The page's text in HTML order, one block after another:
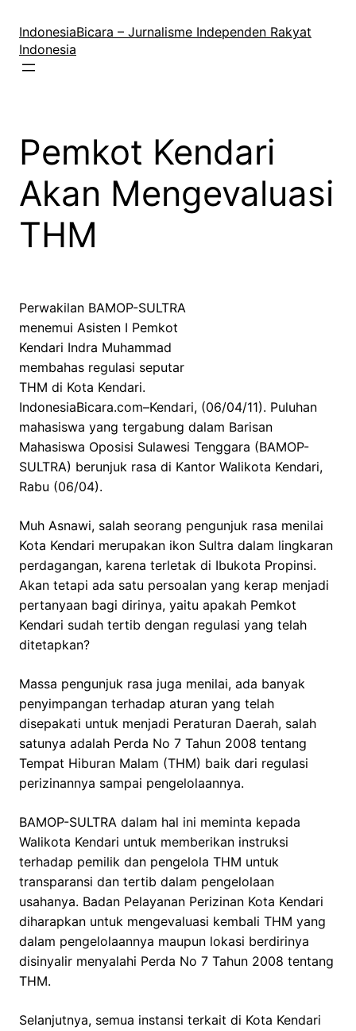
konten
IndonesiaBicara – Jurnalisme Independen Rakyat
Indonesia
Pemkot Kendari
Akan Mengevaluasi
THM
Perwakilan BAMOP-SULTRA
menemui Asisten I Pemkot
Kendari Indra Muhammad
membahas regulasi seputar
THM di Kota Kendari.
IndonesiaBicara.com–Kendari, (06/04/11). Puluhan
mahasiswa yang tergabung dalam Barisan
Mahasiswa Oposisi Sulawesi Tenggara (BAMOP-
SULTRA) berunjuk rasa di Kantor Walikota Kendari,
Rabu (06/04).
Muh Asnawi, salah seorang pengunjuk rasa menilai
Kota Kendari merupakan ikon Sultra dalam lingkaran
perdagangan, karena terletak di Ibukota Propinsi.
Akan tetapi ada satu persoalan yang kerap menjadi
pertanyaan bagi dirinya, yaitu apakah Pemkot
Kendari sudah tertib dengan regulasi yang telah
ditetapkan?
Massa pengunjuk rasa juga menilai, ada banyak
penyimpangan terhadap aturan yang telah
disepakati untuk menjadi Peraturan Daerah, salah
satunya adalah Perda No 7 Tahun 2008 tentang
Tempat Hiburan Malam (THM) baik dari regulasi
perizinannya sampai pengelolaannya.
BAMOP-SULTRA dalam hal ini meminta kepada
Walikota Kendari untuk memberikan instruksi
terhadap pemilik dan pengelola THM untuk
transparansi dan tertib dalam pengelolaan
usahanya. Badan Pelayanan Perizinan Kota Kendari
diharapkan untuk mengevaluasi kembali THM yang
dalam pengelolaannya maupun lokasi berdirinya
disinyalir menyalahi Perda No 7 Tahun 2008 tentang
THM.
Selanjutnya, semua instansi terkait di Kota Kendari